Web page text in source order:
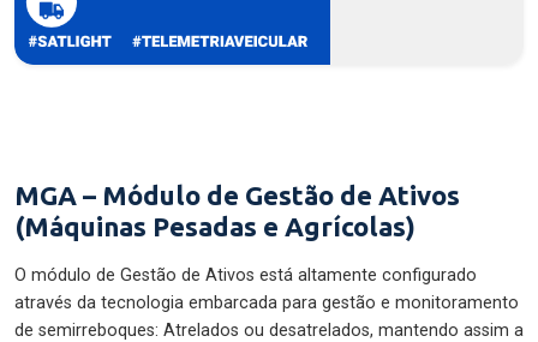
MGA – Módulo de Gestão de Ativos
(Máquinas Pesadas e Agrícolas)
O módulo de Gestão de Ativos está altamente configurado
através da tecnologia embarcada para gestão e monitoramento
de semirreboques: Atrelados ou desatrelados, mantendo assim a